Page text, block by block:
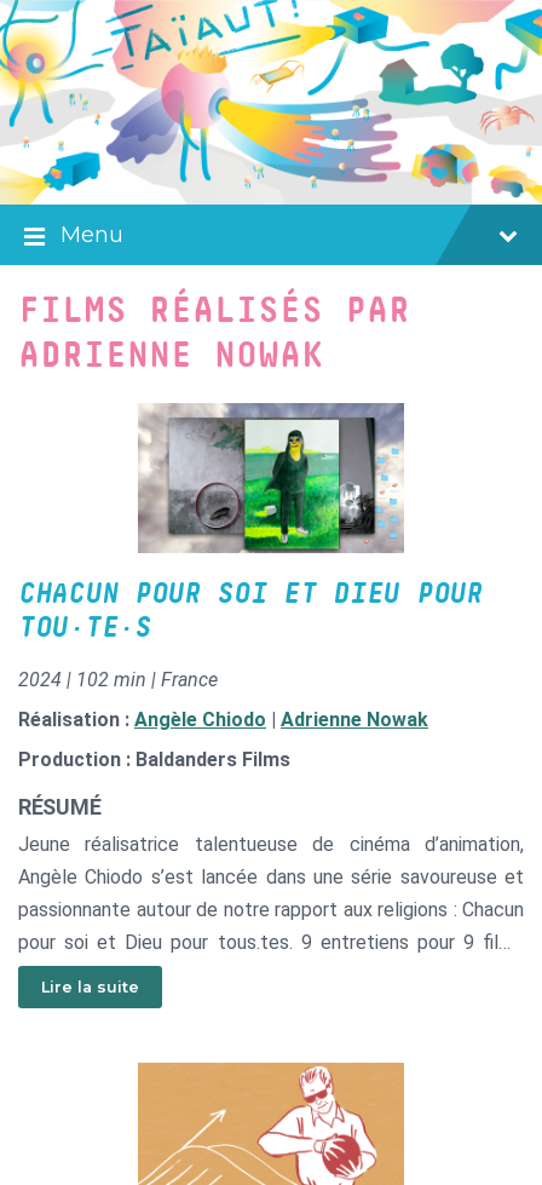
Skip
to
content
Skip
to
main
navigation
Skip
to
footer
Menu
FILMS RÉALISÉS PAR
ADRIENNE NOWAK
CHACUN POUR SOI ET DIEU POUR
TOU·TE·S
2024 | 102 min | France
Réalisation : Angèle Chiodo
Adrienne Nowak
Production : Baldanders Films
RÉSUMÉ
Jeune réalisatrice talentueuse de cinéma d’animation,
Angèle Chiodo s’est lancée dans une série savoureuse et
passionnante autour de notre rapport aux religions : Chacun
pour soi et Dieu pour tous.tes. 9 entretiens pour 9 films
originaux, drôles et sensibles.
Ou’est-ce que la spiritualité apporte aux croyant.e.s ? Que
imaginaire ? Des émotions initiales à la pratique familiale
et/ou quotidienne, neuf épisodes ou chacune raconte ce
que la découverte de la foi a bouscule dans sa vie et les
différentes formes quelle a prise a ses yeux. Neuf
Lire la suite